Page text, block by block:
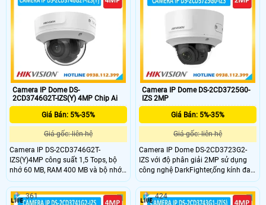
cơ,cùng chức năng WDR mang lại
hình ảnh sắc nét trong điều kiện
ngược sáng,hỗ trợ thẻ nhớ SD
512GB.Chuẩn (IP67) và chống phá
hoại (IK10).
cơ,cùng chức năng WDR mang lại
hình ảnh sắc nét trong điều kiện
ngược sáng,hỗ trợ thẻ nhớ SD
512GB.Chuẩn (IP66) và chống phá
hoại (IK10),phân loại mục tiêu con
người và phương tiện
Camera IP Dome DS-
2CD3746G2T-IZS(Y) 4MP Chip Ai
Giá Bán: 5%-35%
Giá gốc: liên hệ
Camera IP DS-2CD3746G2T-
IZS(Y)4MP công suất 1,5 Tops, bộ
nhớ 60 MB, RAM 400 MB và bộ nhớ
eMMC 2 GB,công nghệ DarkFighter
hồng ngoại đêm 40m cho hình ảnh
rõ nét với ống kính đa tiêu cự bằng
Camera IP Dome DS-2CD3725G0-
IZS 2MP
Giá Bán: 5%-35%
Giá gốc: liên hệ
Camera IP Dome DS-2CD3723G2-
IZS với độ phân giải 2MP sử dụng
công nghệ DarkFighter,ống kính đa
tiêu cự 2,7-13,5mm,phát hiện
chuyển động và bảo vệ vành đai
IVS,chuẩn nén H.265,hồng ngoại
361 424